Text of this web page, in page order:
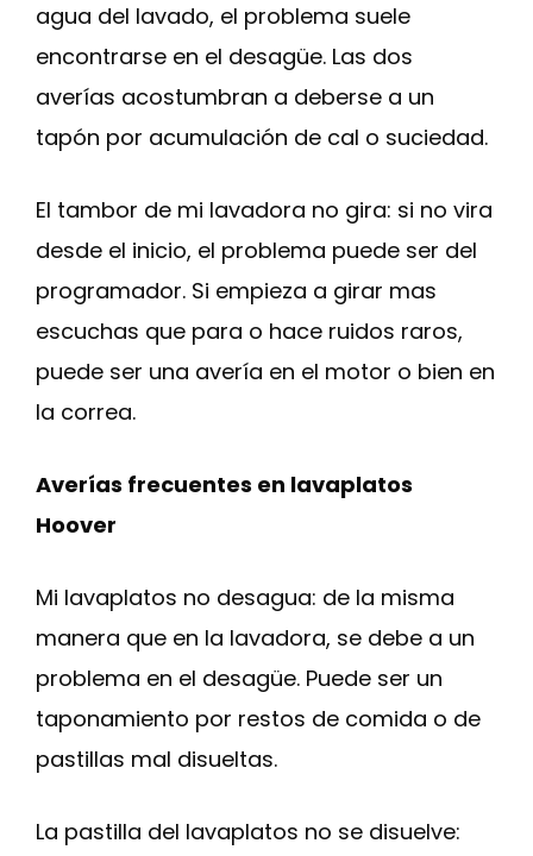
agua del lavado, el problema suele
encontrarse en el desagüe. Las dos
averías acostumbran a deberse a un
tapón por acumulación de cal o suciedad.
El tambor de mi lavadora no gira: si no vira
desde el inicio, el problema puede ser del
programador. Si empieza a girar mas
escuchas que para o hace ruidos raros,
puede ser una avería en el motor o bien en
la correa.
Averías frecuentes en lavaplatos
Hoover
Mi lavaplatos no desagua: de la misma
manera que en la lavadora, se debe a un
problema en el desagüe. Puede ser un
taponamiento por restos de comida o de
pastillas mal disueltas.
La pastilla del lavaplatos no se disuelve: